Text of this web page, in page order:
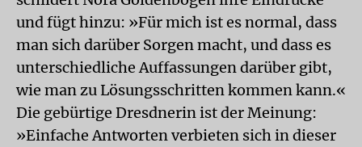
und fügt hinzu: »Für mich ist es normal, dass
man sich darüber Sorgen macht, und dass es
unterschiedliche Auffassungen darüber gibt,
wie man zu Lösungsschritten kommen kann.«
Die gebürtige Dresdnerin ist der Meinung:
»Einfache Antworten verbieten sich in dieser